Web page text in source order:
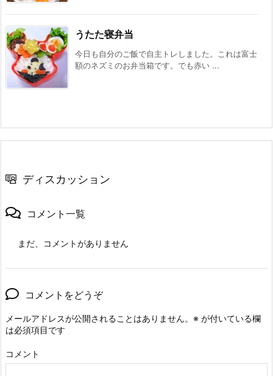
うたた寝弁当
今日も自分のご飯で自主トレしました。これは富士
額のネズミのお弁当箱です。でも赤い ...
ディスカッション
コメント一覧
まだ、コメントがありません
コメントをどうぞ
メールアドレスが公開されることはありません。 ※ が付いている欄
は必須項目です
コメント